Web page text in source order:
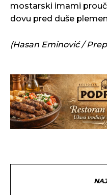
mostarski imami
dovu pred duše
(Hasan Eminović /